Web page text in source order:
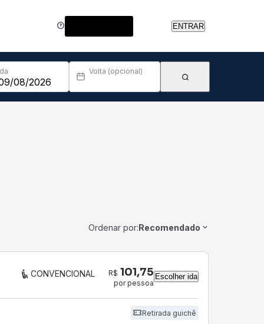
ENTRAR
Volta (opcional)
Ordenar por:Recomendado
CONVENCIONAL R$ 101,75
por pessoa
Escolher ida
Retirada guichê